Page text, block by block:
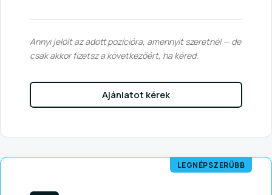
Annyi jelölt az adott pozícióra, amennyit szeretnél — de
csak akkor fizetsz a következőért, ha kéred.
Ajánlatot kérek
LEGNÉPSZERŰBB